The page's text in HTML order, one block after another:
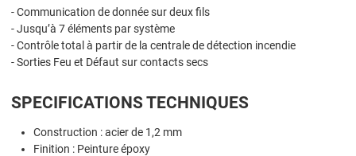
- Communication de donnée sur deux fils
- Jusqu’à 7 éléments par système
- Contrôle total à partir de la centrale de détection incendie
- Sorties Feu et Défaut sur contacts secs
SPECIFICATIONS TECHNIQUES
Construction : acier de 1,2 mm
Finition : Peinture époxy